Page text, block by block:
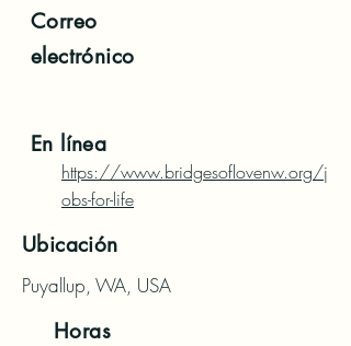
Correo
electrónico
En línea
https://www.bridgesoflovenw.org/j
obs-for-life
Ubicación
Puyallup, WA, USA
Horas